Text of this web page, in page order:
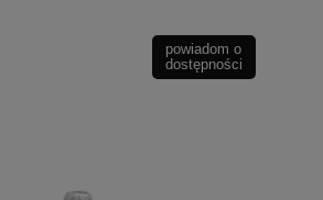
powiadom o
dostępności